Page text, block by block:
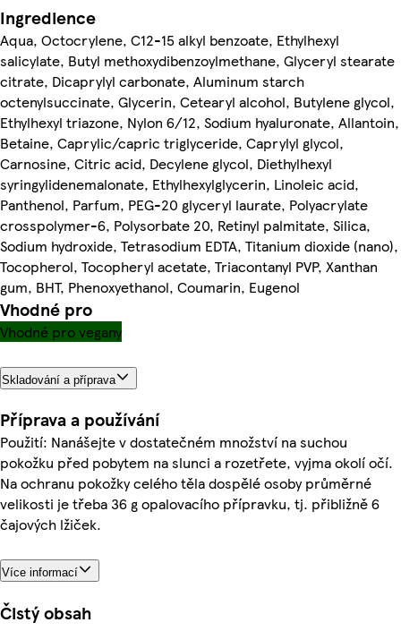
Ingredience
Aqua, Octocrylene, C12-15 alkyl benzoate, Ethylhexyl
salicylate, Butyl methoxydibenzoylmethane, Glyceryl stearate
citrate, Dicaprylyl carbonate, Aluminum starch
octenylsuccinate, Glycerin, Cetearyl alcohol, Butylene glycol,
Ethylhexyl triazone, Nylon 6/12, Sodium hyaluronate, Allantoin,
Betaine, Caprylic/capric triglyceride, Caprylyl glycol,
Carnosine, Citric acid, Decylene glycol, Diethylhexyl
syringylidenemalonate, Ethylhexylglycerin, Linoleic acid,
Panthenol, Parfum, PEG-20 glyceryl laurate, Polyacrylate
crosspolymer-6, Polysorbate 20, Retinyl palmitate, Silica,
Sodium hydroxide, Tetrasodium EDTA, Titanium dioxide (nano),
Tocopherol, Tocopheryl acetate, Triacontanyl PVP, Xanthan
gum, BHT, Phenoxyethanol, Coumarin, Eugenol
Vhodné pro
Vhodné pro vegany
Skladování a příprava
Příprava a používání
Použití: Nanášejte v dostatečném množství na suchou
pokožku před pobytem na slunci a rozetřete, vyjma okolí očí.
Na ochranu pokožky celého těla dospělé osoby průměrné
velikosti je třeba 36 g opalovacího přípravku, tj. přibližně 6
čajových lžiček.
Více informací
Čistý obsah